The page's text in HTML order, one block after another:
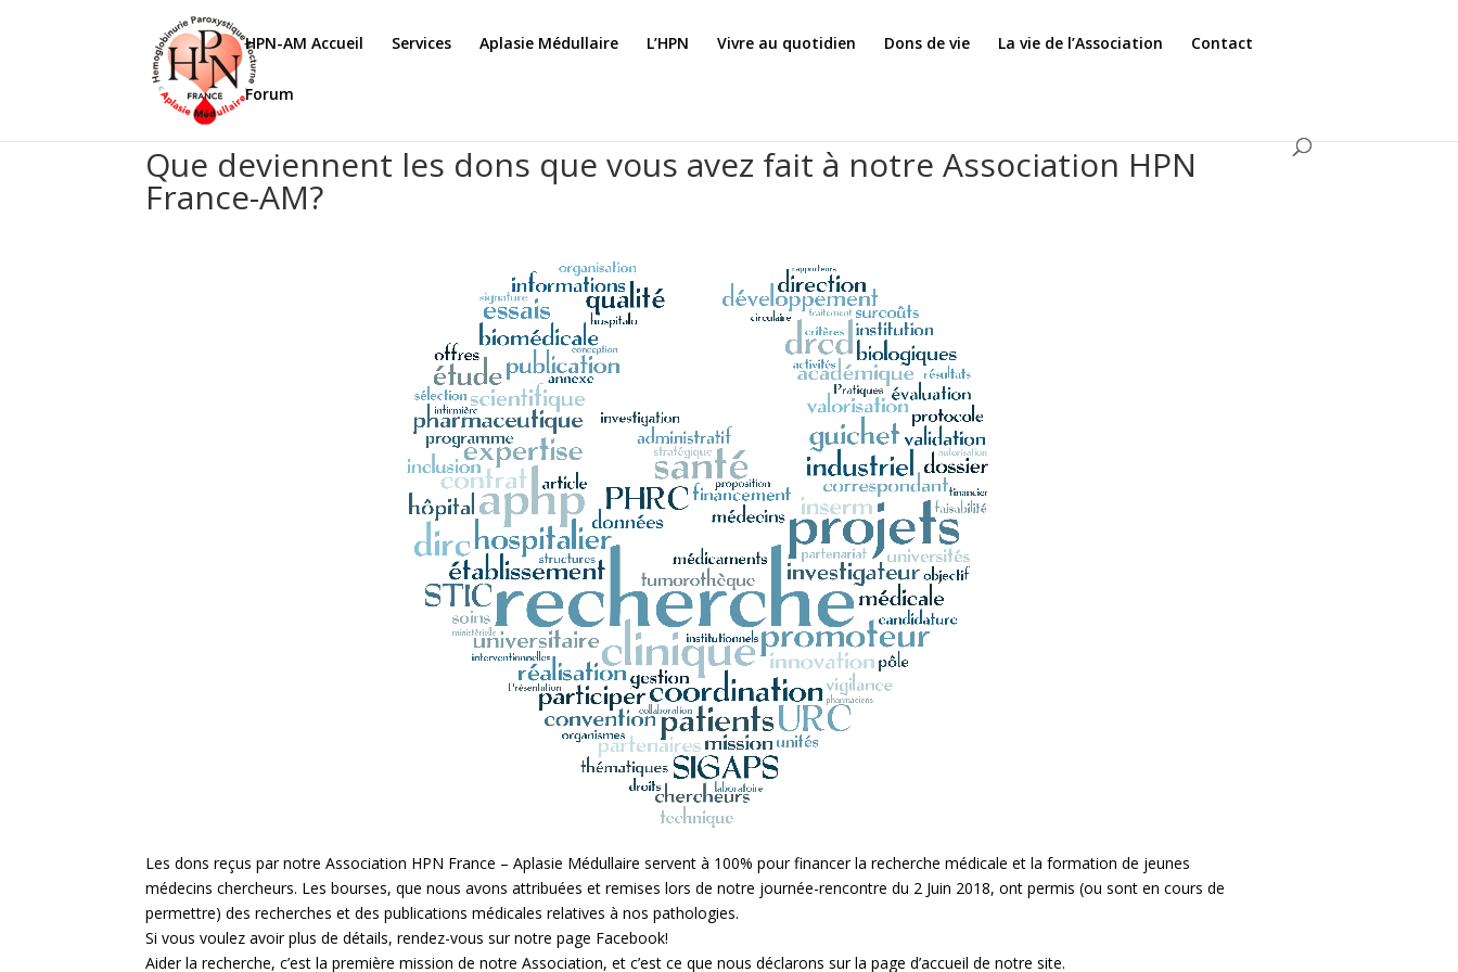
HPN-AM Accueil Services Aplasie Médullaire L’HPN Vivre au quotidien Dons de vie La vie de l’Association Contact
Forum
Que deviennent les dons que vous avez fait à notre Association HPN
France-AM?
Les dons reçus par notre Association HPN France – Aplasie Médullaire servent à 100% pour financer la recherche médicale et la formation de jeunes
médecins chercheurs. Les bourses, que nous avons attribuées et remises lors de notre journée-rencontre du 2 Juin 2018, ont permis (ou sont en cours de
permettre) des recherches et des publications médicales relatives à nos pathologies.
Si vous voulez avoir plus de détails, rendez-vous sur notre page Facebook!
Aider la recherche, c’est la première mission de notre Association, et c’est ce que nous déclarons sur la page d’accueil de notre site.